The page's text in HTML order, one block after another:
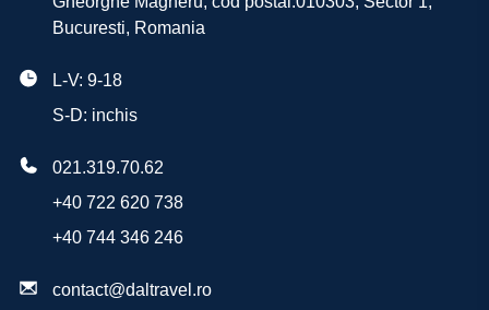
Eventual și alte tipuri de cameră în funcție de
disponibilitatea la data aleasă
Tipuri de masa
All Inclusive
Bucuresti, Romania
L-V: 9-18
S-D: inchis
021.319.70.62
+40 722 620 738
+40 744 346 246
contact@daltravel.ro